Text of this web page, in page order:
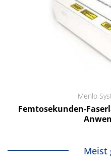
Menlo
Femtosekunden-
Meist